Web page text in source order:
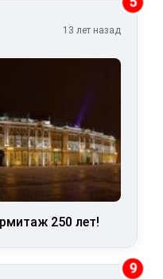
13 лет назад
250 лет!
9